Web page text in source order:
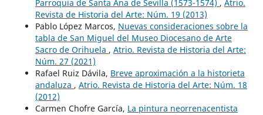
Parroquia de Santa Ana de Sevilla (1573-1574) , Atrio.
Revista de Historia del Arte: Núm. 19 (2013)
Pablo López Marcos, Nuevas consideraciones sobre la
tabla de San Miguel del Museo Diocesano de Arte
Sacro de Orihuela , Atrio. Revista de Historia del Arte:
Núm. 27 (2021)
Rafael Ruiz Dávila, Breve aproximación a la historieta
andaluza , Atrio. Revista de Historia del Arte: Núm. 18
(2012)
Carmen Chofre García, La pintura neorrenacentista